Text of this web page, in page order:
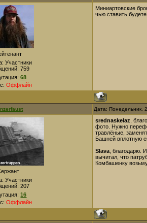
Участники
759
68
Оффлайн
Миниартовские
чью ставить
Дата: Понедельник,
Участники
207
16
Оффлайн
srednaskelaz ,
фото. Нужно
травлёные,
Башней вплотную
Slava , благодарю.
вычитал, что
Комбашенку